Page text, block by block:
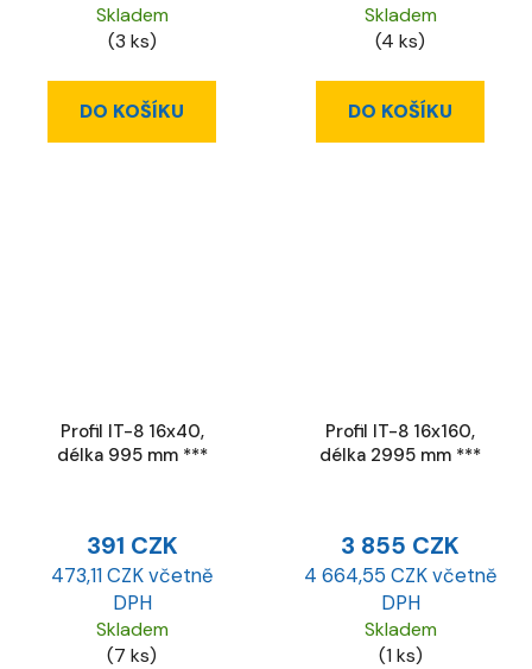
Skladem
(3 ks)
DO KOŠÍKU
Skladem
(4 ks)
DO KOŠÍKU
Profil IT-8 16x40,
délka 995 mm ***
391 CZK
473,11 CZK včetně
DPH
Skladem
(7 ks)
Profil IT-8 16x160,
délka 2995 mm ***
3 855 CZK
4 664,55 CZK včetně
DPH
Skladem
(1 ks)